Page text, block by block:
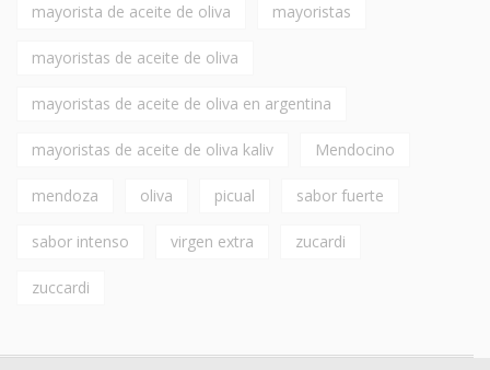
mayorista de aceite de oliva mayoristas
mayoristas de aceite de oliva
mayoristas de aceite de oliva en argentina
mayoristas de aceite de oliva kaliv Mendocino
mendoza oliva picual sabor fuerte
sabor intenso virgen extra zucardi
zuccardi